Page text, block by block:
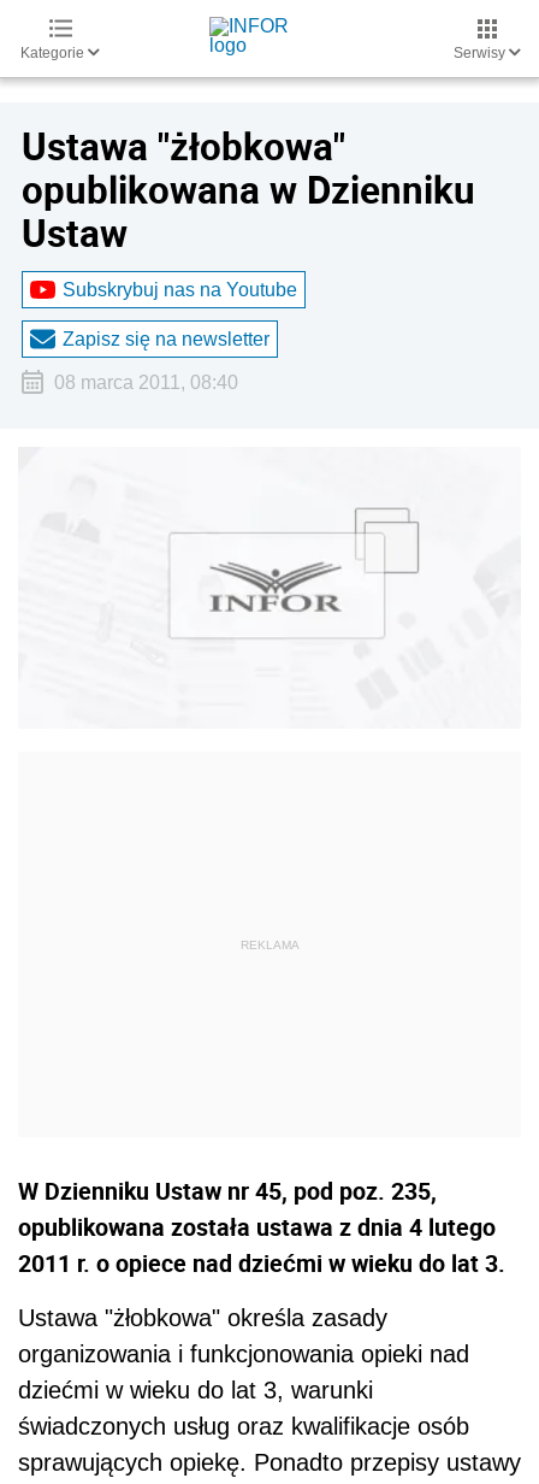
Kategorie Serwisy
Ustawa "żłobkowa"
opublikowana w Dzienniku
Ustaw
Subskrybuj nas na Youtube
Zapisz się na newsletter
08 marca 2011, 08:40
W Dzienniku Ustaw nr 45, pod poz. 235,
opublikowana została ustawa z dnia 4 lutego
2011 r. o opiece nad dziećmi w wieku do lat 3.
Ustawa "żłobkowa" określa zasady
organizowania i funkcjonowania opieki nad
dziećmi w wieku do lat 3, warunki
świadczonych usług oraz kwalifikacje osób
sprawujących opiekę. Ponadto przepisy ustawy